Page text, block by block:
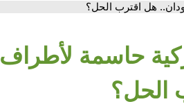
هل اقترب الحل؟
حاسمة لأطراف
الحل؟